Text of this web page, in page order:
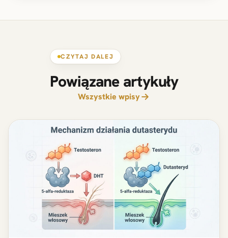
CZYTAJ DALEJ
Powiązane artykuły
Wszystkie wpisy